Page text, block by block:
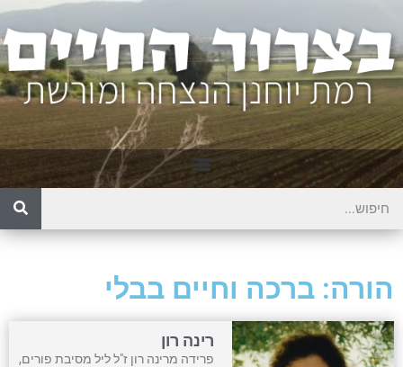
הורה: ברכה וחיים בבלי
רינה רון
פרידה מרינה רון ז"ל ליל מסיבת פורים,